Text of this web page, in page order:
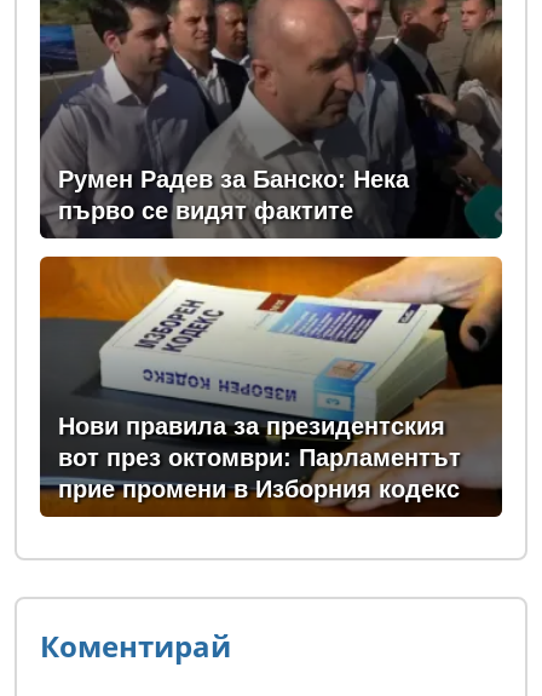
Румен Радев за Банско: Нека
първо се видят фактите
Нови правила за президентския
вот през октомври: Парламентът
прие промени в Изборния кодекс
Коментирай